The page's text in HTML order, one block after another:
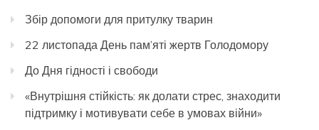
Збір допомоги для притулку тварин
22 листопада День пам’яті жертв Голодомору
До Дня гідності і свободи
«Внутрішня стійкість: як долати стрес, знаходити
підтримку і мотивувати себе в умовах війни»